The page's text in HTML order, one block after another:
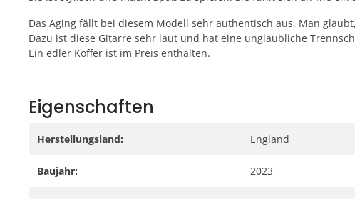
Das Aging fällt bei diesem Modell sehr authentisch aus. Man
Dazu ist diese Gitarre sehr laut und hat eine unglaubliche
Ein edler Koffer ist im Preis enthalten.
Eigenschaften
Herstellungsland: England
Baujahr: 2023